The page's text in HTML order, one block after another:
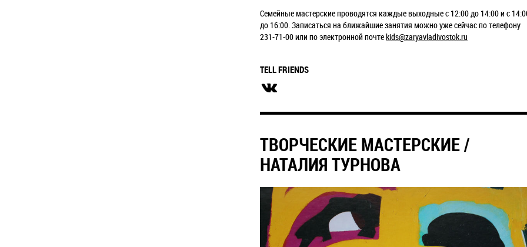
Семейные мастерские проводятся каждые выходные с 12:00 до 14:00 и с
до 16:00. Записаться на ближайшие занятия можно уже сейчас по телефону
231-71-00 или по электронной почтеkids@zaryavladivostok.ru
TELL FRIENDS
ТВОРЧЕСКИЕ МАСТЕРСКИЕ /
НАТАЛИЯ ТУРНОВА